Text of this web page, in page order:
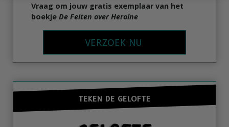
Vraag om jouw gratis exemplaar van het
boekje De Feiten over Heroïne
VERZOEK NU
TEKEN DE GELOFTE